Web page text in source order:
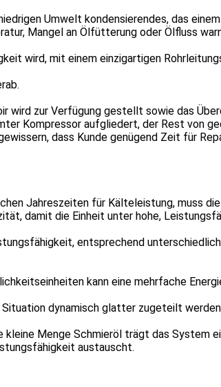
Umwelt kondensierendes, das
Mangel an Ölfütterung oder Ölfluss
wird, mit einem einzigartigen
wird zur Verfügung gestellt sowie das
Kompressor aufgliedert, der Rest von
dass Kunde genügend Zeit für
Jahreszeiten für Kälteleistung, muss
damit die Einheit unter hohe,
entsprechend
kann eine mehrfache
dynamisch glatter zugeteilt
Menge Schmieröl trägt das System
austauscht.